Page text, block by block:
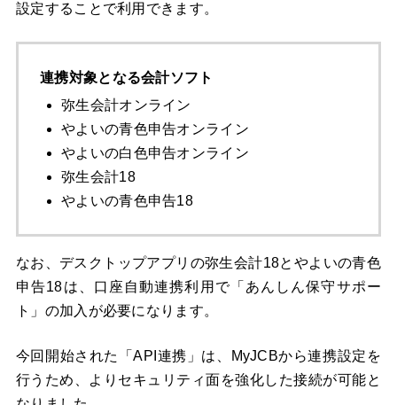
設定することで利用できます。
連携対象となる会計ソフト
弥生会計オンライン
やよいの青色申告オンライン
やよいの白色申告オンライン
弥生会計18
やよいの青色申告18
なお、デスクトップアプリの弥生会計18とやよいの青色
申告18は、口座自動連携利用で「あんしん保守サポー
ト」の加入が必要になります。
今回開始された「API連携」は、MyJCBから連携設定を
行うため、よりセキュリティ面を強化した接続が可能と